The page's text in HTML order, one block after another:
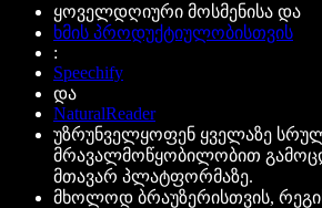
ყოველდღიური მოსმენისა და
ხმის პროდუქტიულობისთვის
:
Speechify
და
NaturalReader
უზრუნველყოფენ ყველაზე
მრავალმოწყობილობით
მთავარ პლატფორმაზე.
მხოლოდ ბრაუზერისთვის,